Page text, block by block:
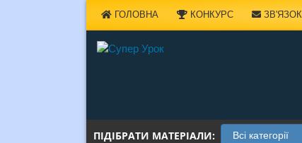
ГОЛОВНА КОНКУРС ЗВ'ЯЗОК
ПІДІБРАТИ МАТЕРІАЛИ: